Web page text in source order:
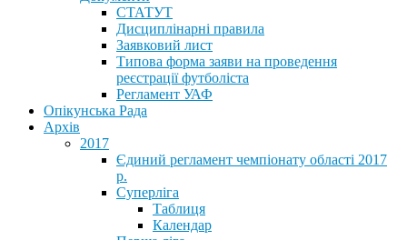
СТАТУТ
Дисциплінарні правила
Заявковий лист
Типова форма заяви на проведення
реєстрації футболіста
Регламент УАФ
Опікунська Рада
Архів
2017
Єдиний регламент чемпіонату області 2017
р.
Суперліга
Таблиця
Календар